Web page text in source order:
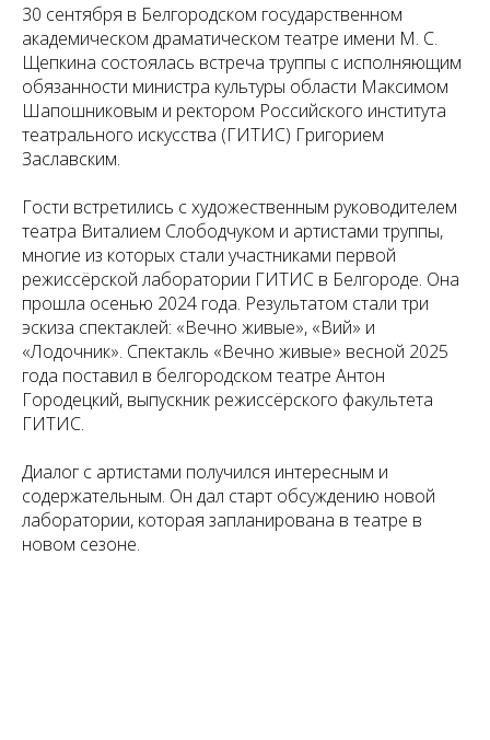
30 сентября в Белгородском государственном
академическом драматическом театре имени М. С.
Щепкина состоялась встреча труппы с исполняющим
обязанности министра культуры области Максимом
Шапошниковым и ректором Российского института
театрального искусства (ГИТИС) Григорием
Заславским.
Гости встретились с художественным руководителем
театра Виталием Слободчуком и артистами труппы,
многие из которых стали участниками первой
режиссёрской лаборатории ГИТИС в Белгороде. Она
прошла осенью 2024 года. Результатом стали три
эскиза спектаклей: «Вечно живые», «Вий» и
«Лодочник». Спектакль «Вечно живые» весной 2025
года поставил в белгородском театре Антон
Городецкий, выпускник режиссёрского факультета
ГИТИС.
Диалог с артистами получился интересным и
содержательным. Он дал старт обсуждению новой
лаборатории, которая запланирована в театре в
новом сезоне.